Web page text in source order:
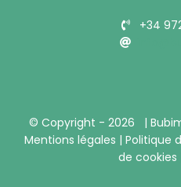
+34 972
© Copyright - 2026 |
Mentions légales | Politique
de cookies